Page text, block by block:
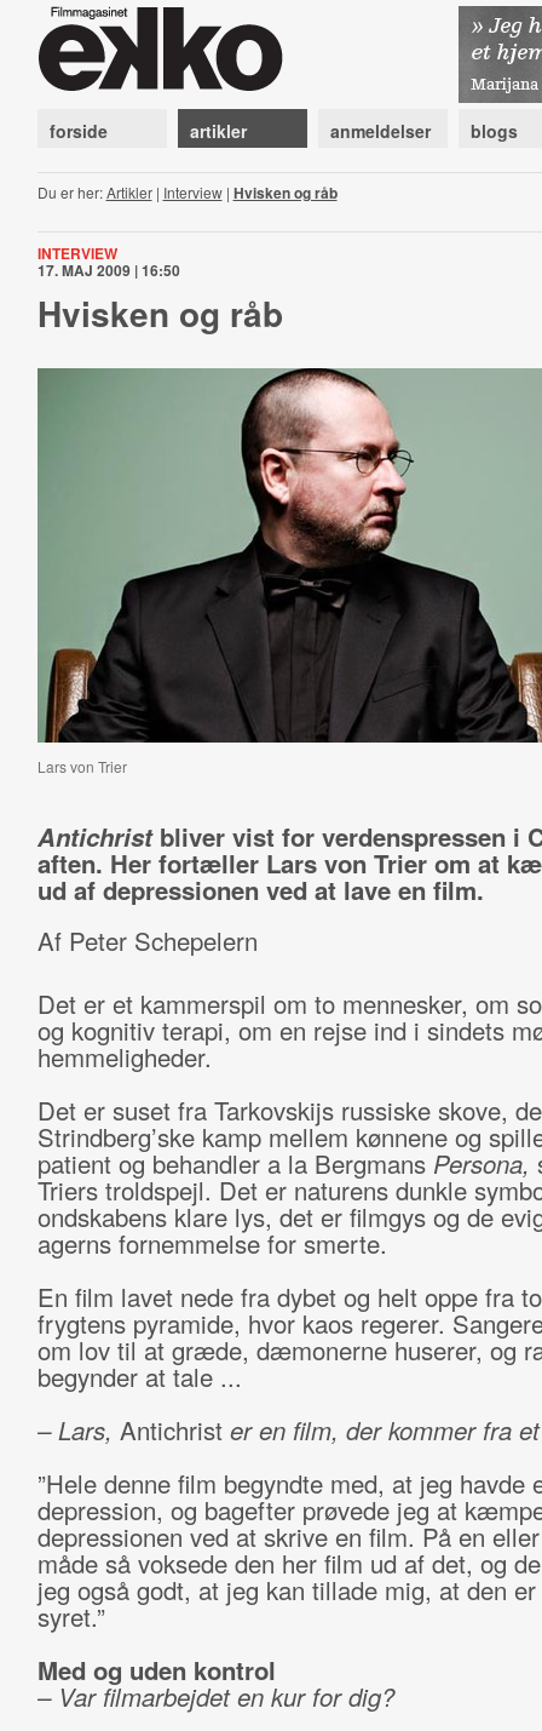
forside artikler anmeldelser blogs
Du er her:Artikler| Interview| Hvisken og råb
INTERVIEW
17. MAJ 2009 | 16:50
Hvisken og råb
Lars von Trier
Antichrist bliver vist for verdenspressen i
aften. Her fortæller Lars von Trier om at
ud af depressionen ved at lave en film.
Af Peter Schepelern
Det er et kammerspil om to mennesker, om
og kognitiv terapi, om en rejse ind i sindets
hemmeligheder.
Det er suset fra Tarkovskijs russiske skove,
Strindberg’ske kamp mellem kønnene og
patient og behandler a la Bergmans Persona,
Triers troldspejl. Det er naturens dunkle
ondskabens klare lys, det er filmgys og de
agerns fornemmelse for smerte.
En film lavet nede fra dybet og helt oppe fra
frygtens pyramide, hvor kaos regerer.
om lov til at græde, dæmonerne huserer, og
begynder at tale ...
– Lars, Antichrist er en film, der kommer fra
”Hele denne film begyndte med, at jeg havde
depression, og bagefter prøvede jeg at
depressionen ved at skrive en film. På en
måde så voksede den her film ud af det, og
jeg også godt, at jeg kan tillade mig, at den
syret.”
Med og uden kontrol
– Var filmarbejdet en kur for dig?